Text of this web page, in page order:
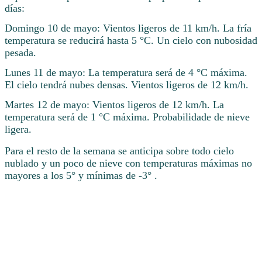
días:
Domingo 10 de mayo: Vientos ligeros de 11 km/h. La fría
temperatura se reducirá hasta 5 °C. Un cielo con nubosidad
pesada.
Lunes 11 de mayo: La temperatura será de 4 °C máxima.
El cielo tendrá nubes densas. Vientos ligeros de 12 km/h.
Martes 12 de mayo: Vientos ligeros de 12 km/h. La
temperatura será de 1 °C máxima. Probabilidade de nieve
ligera.
Para el resto de la semana se anticipa sobre todo cielo
nublado y un poco de nieve con temperaturas máximas no
mayores a los 5° y mínimas de -3° .